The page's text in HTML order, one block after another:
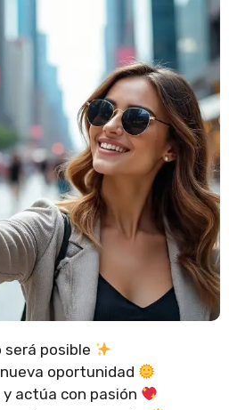
será posible
oportunidad
actúa con pasión